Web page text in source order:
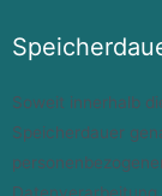
Soweit innerhalb
Speicherdauer